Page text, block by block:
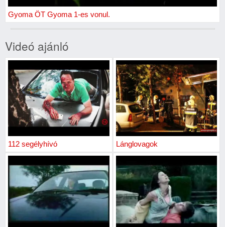
Gyoma ÖT Gyoma 1-es vonul.
Videó ajánló
112 segélyhívó Lánglovagok